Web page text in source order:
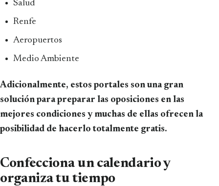
Salud
Renfe
Aeropuertos
Medio Ambiente
Adicionalmente, estos portales son una gran
solución para preparar las oposiciones en las
mejores condiciones y muchas de ellas ofrecen la
posibilidad de hacerlo totalmente gratis.
Confecciona un calendario y
organiza tu tiempo